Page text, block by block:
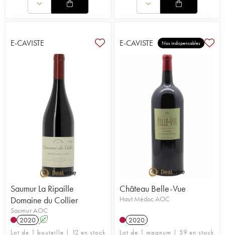
E-CAVISTE
Saumur La Ripaille
Domaine du Collier
Saumur AOC
2020 A
Lot de 1 bouteille | 12 en stock
E-CAVISTE Nos indispensables
Château Belle-Vue
Haut Médoc AOC
2020
Lot de 1 magnum | 59 en stock